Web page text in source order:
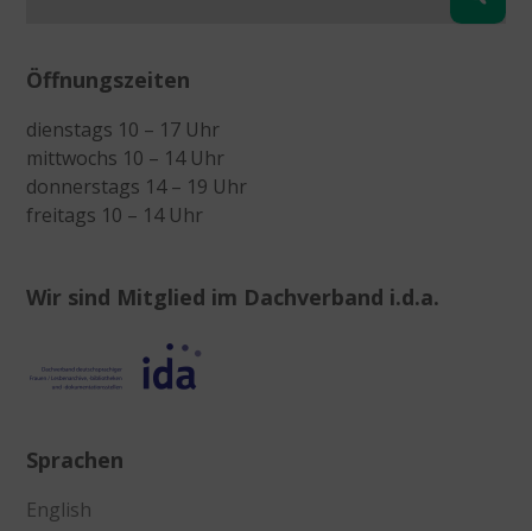
Öffnungszeiten
dienstags 10 – 17 Uhr
mittwochs 10 – 14 Uhr
donnerstags 14 – 19 Uhr
freitags 10 – 14 Uhr
Wir sind Mitglied im Dachverband i.d.a.
Sprachen
English